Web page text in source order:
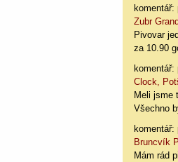
komentář:
Zubr
Pivovar
za 10.90
komentář:
Clock,
Meli jsme
Všechno
komentář:
Bruncvík
Mám rád